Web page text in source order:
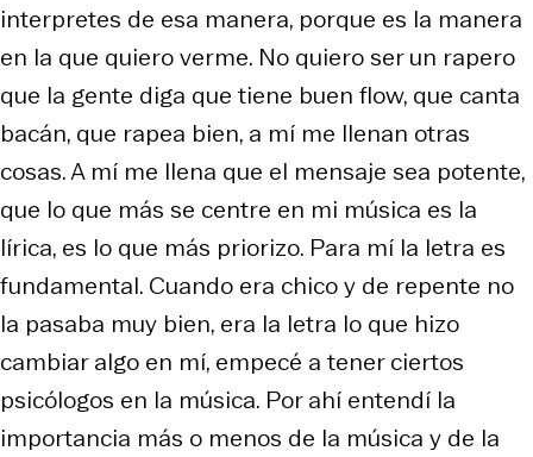
interpretes de esa manera, porque es la manera
en la que quiero verme. No quiero ser un rapero
que la gente diga que tiene buen flow, que canta
bacán, que rapea bien, a mí me llenan otras
cosas. A mí me llena que el mensaje sea potente,
que lo que más se centre en mi música es la
lírica, es lo que más priorizo. Para mí la letra es
fundamental. Cuando era chico y de repente no
la pasaba muy bien, era la letra lo que hizo
cambiar algo en mí, empecé a tener ciertos
psicólogos en la música. Por ahí entendí la
importancia más o menos de la música y de la